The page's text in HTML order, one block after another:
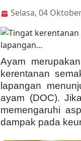
Selasa, 04
Ayam
kerentanan
lapangan
ayam (DOC).
memengaruhi
dampak pada